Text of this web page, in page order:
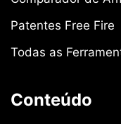
Patentes Free Fire
Todas as
Conteúdo